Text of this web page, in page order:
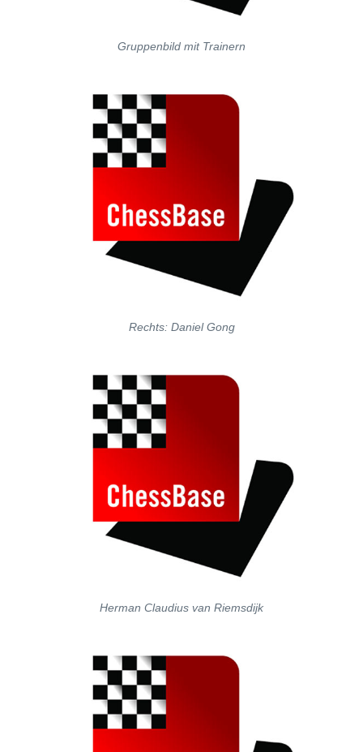
Gruppenbild mit Trainern
Rechts: Daniel Gong
Herman Claudius van Riemsdijk